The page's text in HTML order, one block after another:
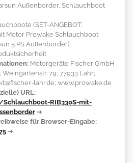
Außenborder, Schlauchboot
(SET-ANGEBOT:
Motor Prowake Schlauchboot
5 PS Außenborder)
Motorgeräte Fischer GmbH
Weingartenstr. 79; 77933 Lahr;
lahr.de; www.prowake.de
URL:
RIB330S-mit-
➔
für Browser-Eingabe:
➔